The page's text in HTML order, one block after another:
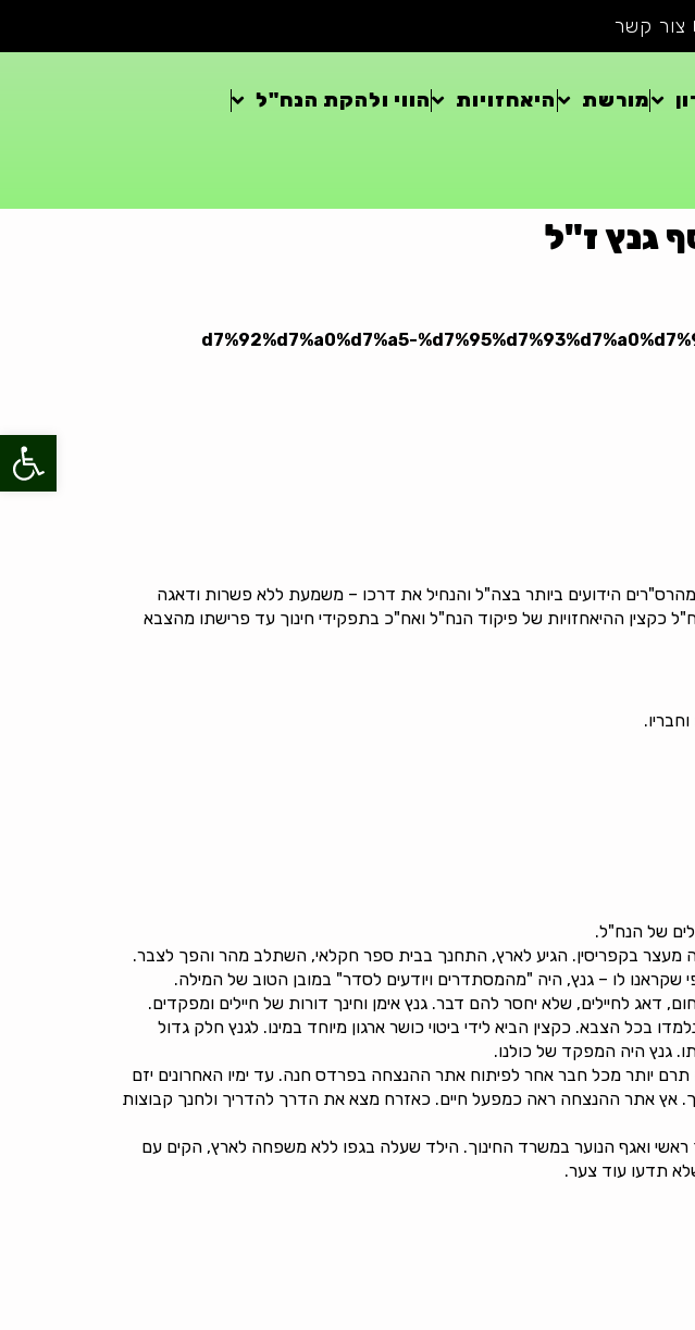
פתח
צור קשר
מורשת היאחזויות
הווי ולהקת הנח"ל
גנץ ז"ל
, רבים מוותיקי הנח"ל וצה"ל, בו שירת גנץ במשך 37 שנים. גנץ היה מהרס"רים הידועים ביותר בצה"ל והנחיל את דרכו – משמעת ללא פשרות ודאגה
כקצין ההיאחזויות של פיקוד הנח"ל ואח"כ בתפקידי חינוך עד פרישתו מהצבא
של הנח"ל.
מעצר בקפריסין. הגיע לארץ, התחנך בבית ספר חקלאי, השתלב מהר והפך לצבר.
שקראנו לו – גנץ, היה "מהמסתדרים ויודעים לסדר" במובן הטוב של המילה.
לחיילים, שלא יחסר להם דבר. גנץ אימן וחינך דורות של חיילים ומפקדים.
בכל הצבא. כקצין הביא לידי ביטוי כושר ארגון מיוחד במינו. לגנץ חלק גדול
גנץ היה המפקד של כולנו.
יותר מכל חבר אחר לפיתוח אתר ההנצחה בפרדס חנה. עד ימיו האחרונים יזם
אץ אתר ההנצחה ראה כמפעל חיים. כאזרח מצא את הדרך להדריך ולחנך קבוצות
ואגף הנוער במשרד החינוך. הילד שעלה בגפו ללא משפחה לארץ, הקים עם
תדעו עוד צער.